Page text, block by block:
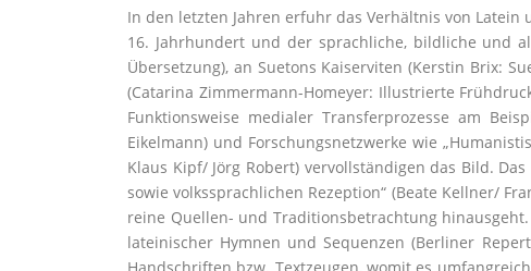
In den letzten Jahren erfuhr das Verhältnis von
16. Jahrhundert und der sprachliche, bildliche und
Übersetzung), an Suetons Kaiserviten (Kerstin Brix:
(Catarina Zimmermann-Homeyer: Illustrierte
Funktionsweise medialer Transferprozesse am
Eikelmann) und Forschungsnetzwerke wie
Klaus Kipf/ Jörg Robert) vervollständigen das Bild.
sowie volkssprachlichen Rezeption“ (Beate Kellner/
reine Quellen- und Traditionsbetrachtung
lateinischer Hymnen und Sequenzen (Berliner